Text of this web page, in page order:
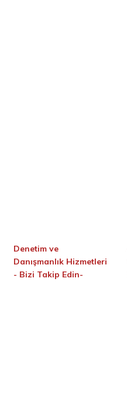
Denetim ve
Danışmanlık Hizmetleri
- Bizi Takip Edin-